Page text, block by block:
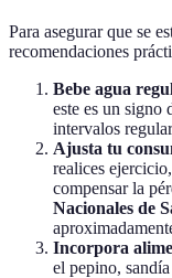
Para asegurar que se
recomendaciones
Bebe agua
este es un signo
intervalos
Ajusta tu
realices
compensar la
Nacionales de
Incorpora
el pepino,